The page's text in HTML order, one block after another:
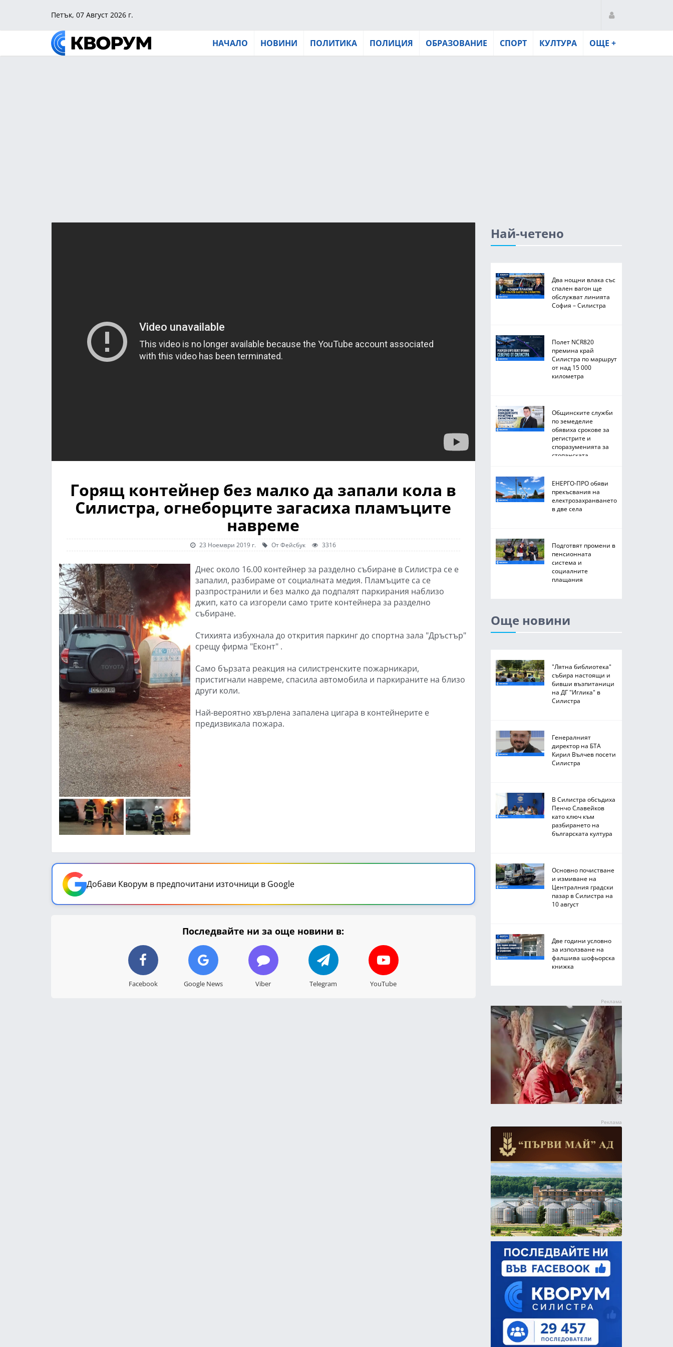
Петък, 07 Август 2026 г.
НАЧАЛО НОВИНИ ПОЛИТИКА ПОЛИЦИЯ ОБРАЗОВАНИЕ СПОРТ КУЛТУРА ОЩЕ +
Горящ контейнер без малко да запали кола в
Силистра, огнеборците загасиха пламъците
навреме
23 Ноември 2019 г. От Фейсбук 3316
Днес около 16.00 контейнер за разделно събиране в Силистра се е
запалил, разбираме от социалната медия. Пламъците са се
разпространили и без малко да подпалят паркирания наблизо
джип, като са изгорели само трите контейнера за разделно
събиране.
Стихията избухнала до открития паркинг до спортна зала "Дръстър"
срещу фирма "Еконт" .
Само бързата реакция на силистренските пожарникари,
пристигнали навреме, спасила автомобила и паркираните на близо
други коли.
Най-вероятно хвърлена запалена цигара в контейнерите е
предизвикала пожара.
Добави Кворум в предпочитани източници в Google
Последвайте ни за още новини в:
Facebook Google News Viber Telegram YouTube
Най-четено
Два нощни влака със
спален вагон ще
обслужват линията
София – Силистра
Полет NCR820
премина край
Силистра по маршрут
от над 15 000
километра
Общинските служби
по земеделие
обявиха срокове за
регистрите и
споразуменията за
стопанската
ЕНЕРГО-ПРО обяви
прекъсвания на
електрозахранването
в две села
Подготвят промени в
пенсионната
система и
социалните
плащания
Още новини
"Лятна библиотека"
събира настоящи и
бивши възпитаници
на ДГ "Иглика" в
Силистра
Генералният
директор на БТА
Кирил Вълчев посети
Силистра
В Силистра обсъдиха
Пенчо Славейков
като ключ към
разбирането на
българската култура
Основно почистване
и измиване на
Централния градски
пазар в Силистра на
10 август
Две години условно
за използване на
фалшива шофьорска
книжка